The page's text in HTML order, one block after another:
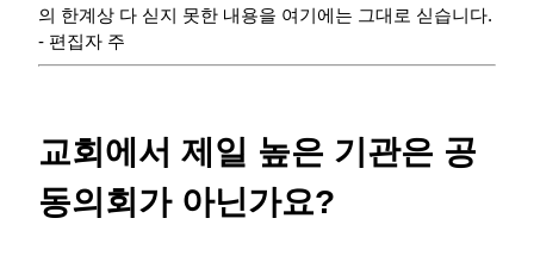
의 한계상 다 싣지 못한 내용을 여기에는 그대로 싣습니다.
- 편집자 주
교회에서 제일 높은 기관은 공
동의회가 아닌가요?